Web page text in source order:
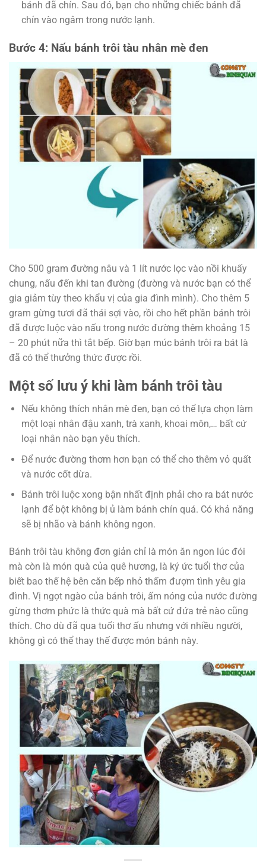
bánh đã chín. Sau đó, bạn cho những chiếc bánh đã
chín vào ngâm trong nước lạnh.
Bước 4: Nấu bánh trôi tàu nhân mè đen
Cho 500 gram đường nâu và 1 lít nước lọc vào nồi khuấy
chung, nấu đến khi tan đường (đường và nước bạn có thể
gia giảm tùy theo khẩu vị của gia đình mình). Cho thêm 5
gram gừng tươi đã thái sợi vào, rồi cho hết phần bánh trôi
đã được luộc vào nấu trong nước đường thêm khoảng 15
– 20 phút nữa thì tắt bếp. Giờ bạn múc bánh trôi ra bát là
đã có thể thưởng thức được rồi.
Một số lưu ý khi làm bánh trôi tàu
Nếu không thích nhân mè đen, bạn có thể lựa chọn làm
một loại nhân đậu xanh, trà xanh, khoai môn,… bất cứ
loại nhân nào bạn yêu thích.
Để nước đường thơm hơn bạn có thể cho thêm vỏ quất
và nước cốt dừa.
Bánh trôi luộc xong bận nhất định phải cho ra bát nước
lạnh để bột không bị ủ làm bánh chín quá. Có khả năng
sẽ bị nhão và bánh không ngon.
Bánh trôi tàu không đơn giản chỉ là món ăn ngon lúc đói
mà còn là món quà của quê hương, là ký ức tuổi thơ của
biết bao thế hệ bên căn bếp nhỏ thấm đượm tình yêu gia
đình. Vị ngọt ngào của bánh trôi, ấm nóng của nước đường
gừng thơm phức là thức quà mà bất cứ đứa trẻ nào cũng
thích. Cho dù đã qua tuổi thơ ấu nhưng với nhiều người,
không gì có thể thay thế được món bánh này.